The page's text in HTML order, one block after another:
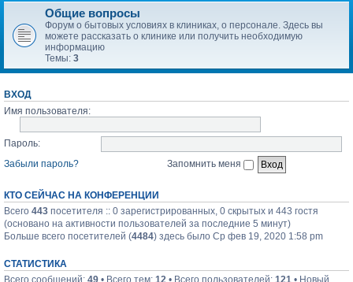
Общие вопросы
Форум о бытовых условиях в клиниках, о персонале. Здесь вы
можете рассказать о клинике или получить необходимую
информацию
Темы: 3
ВХОД
Имя пользователя:
Пароль:
Забыли пароль?
Запомнить меня
КТО СЕЙЧАС НА КОНФЕРЕНЦИИ
Всего 443 посетителя :: 0 зарегистрированных, 0 скрытых и 443 гостя
(основано на активности пользователей за последние 5 минут)
Больше всего посетителей (4484) здесь было Ср фев 19, 2020 1:58 pm
СТАТИСТИКА
Всего сообщений: 49 • Всего тем: 12 • Всего пользователей: 121 • Новый